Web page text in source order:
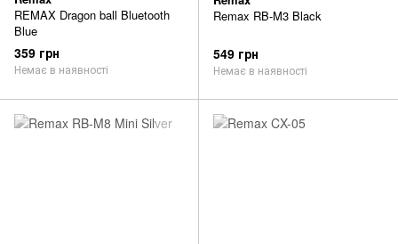
REMAX Dragon ball Bluetooth
Blue
359 грн
Немає в наявності
Remax RB-M3 Black
549 грн
Немає в наявності